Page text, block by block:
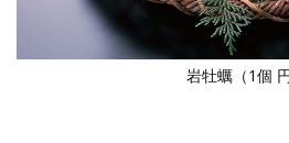
岩牡蠣（1個 円